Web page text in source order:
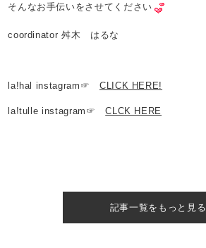
そんなお手伝いをさせてください
coordinator 舛木 はるな
la!hal instagram☞ CLICK HERE!
la!tulle instagram☞CLCK HERE
記事一覧をもっと見る